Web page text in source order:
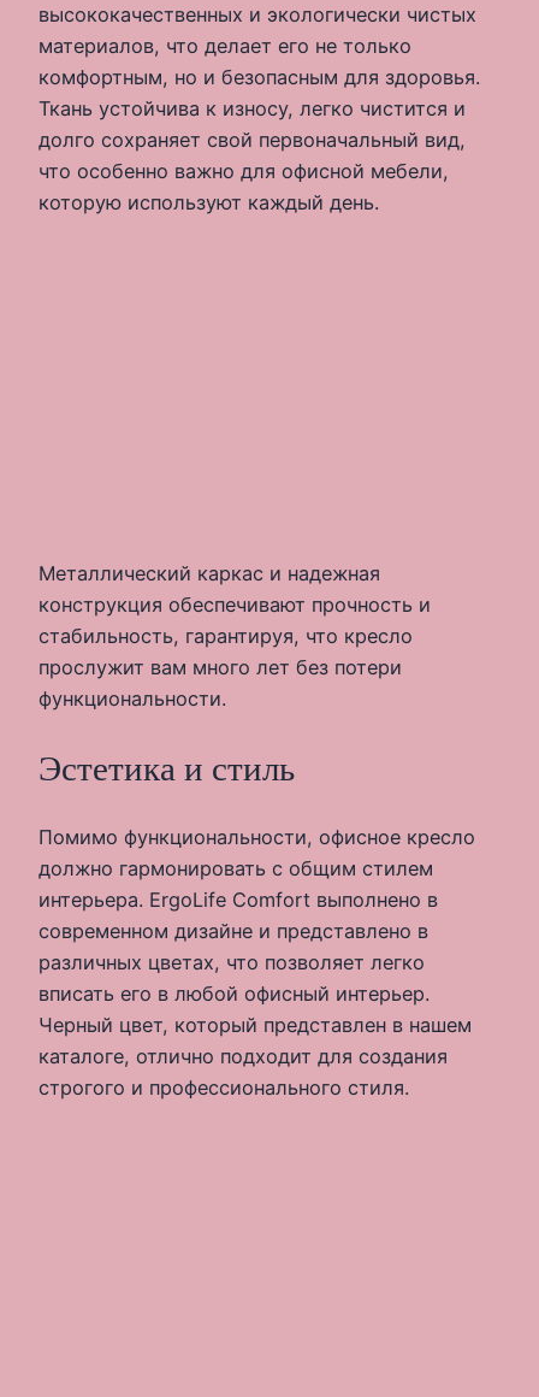
высококачественных и экологически чистых
материалов, что делает его не только
комфортным, но и безопасным для здоровья.
Ткань устойчива к износу, легко чистится и
долго сохраняет свой первоначальный вид,
что особенно важно для офисной мебели,
которую используют каждый день.
Металлический каркас и надежная
конструкция обеспечивают прочность и
стабильность, гарантируя, что кресло
прослужит вам много лет без потери
функциональности.
Эстетика и стиль
Помимо функциональности, офисное кресло
должно гармонировать с общим стилем
интерьера. ErgoLife Comfort выполнено в
современном дизайне и представлено в
различных цветах, что позволяет легко
вписать его в любой офисный интерьер.
Черный цвет, который представлен в нашем
каталоге, отлично подходит для создания
строгого и профессионального стиля.